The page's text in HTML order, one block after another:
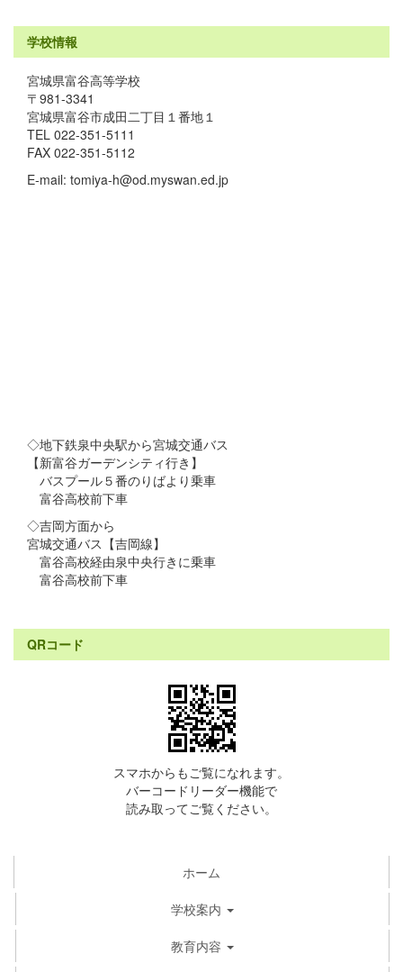
学校情報
宮城県富谷高等学校
〒981-3341
宮城県富谷市成田二丁目１番地１
TEL 022-351-5111
FAX 022-351-5112
E-mail: tomiya-h@od.myswan.ed.jp
◇地下鉄泉中央駅から宮城交通バス
【新富谷ガーデンシティ行き】
バスプール５番のりばより乗車
富谷高校前下車
◇吉岡方面から
宮城交通バス【吉岡線】
富谷高校経由泉中央行きに乗車
富谷高校前下車
QRコード
スマホからもご覧になれます。
バーコードリーダー機能で
読み取ってご覧ください。
ホーム
学校案内
教育内容